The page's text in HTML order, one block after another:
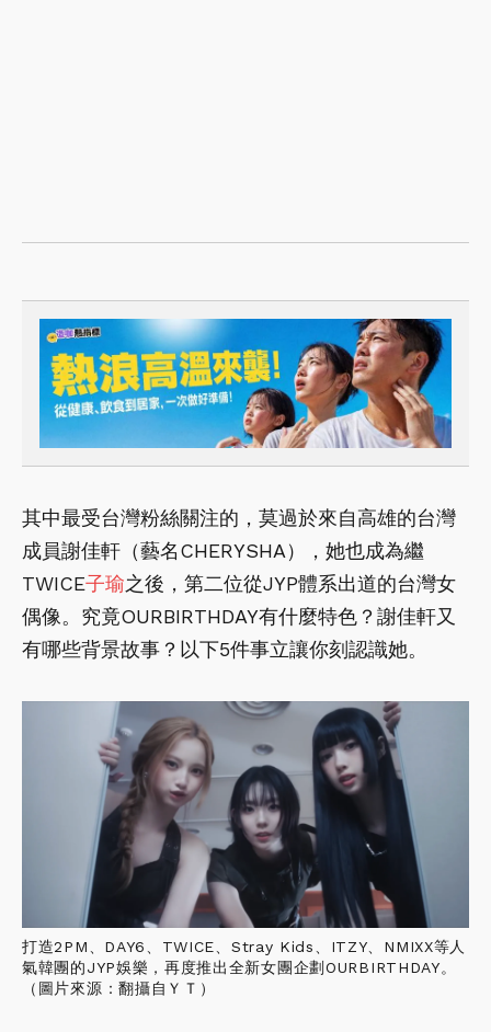
其中最受台灣粉絲關注的，莫過於來自高雄的台灣
成員謝佳軒（藝名CHERYSHA），她也成為繼
TWICE子瑜之後，第二位從JYP體系出道的台灣女
偶像。究竟OURBIRTHDAY有什麼特色？謝佳軒又
有哪些背景故事？以下5件事立讓你刻認識她。
打造2PM、DAY6、TWICE、Stray Kids、ITZY、NMIXX等人
氣韓團的JYP娛樂，再度推出全新女團企劃OURBIRTHDAY。
（圖片來源：翻攝自ＹＴ）